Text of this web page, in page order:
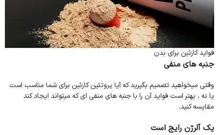
فواید کازئین برای بدن
جنبه های منفی
وقتی میخواهید تصمیم بگیرید که آیا پروتئین کازئین برای شما مناسب است
یا نه ، بهتر است فواید آن را با جنبه های منفی ای که میتواند ایجاد کند
مقایسه کنید.
یک آلرژن رایج است